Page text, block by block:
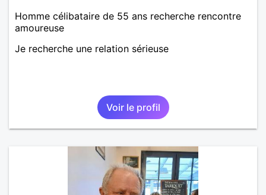
Homme célibataire de 55 ans recherche rencontre
amoureuse
Je recherche une relation sérieuse
Voir le profil